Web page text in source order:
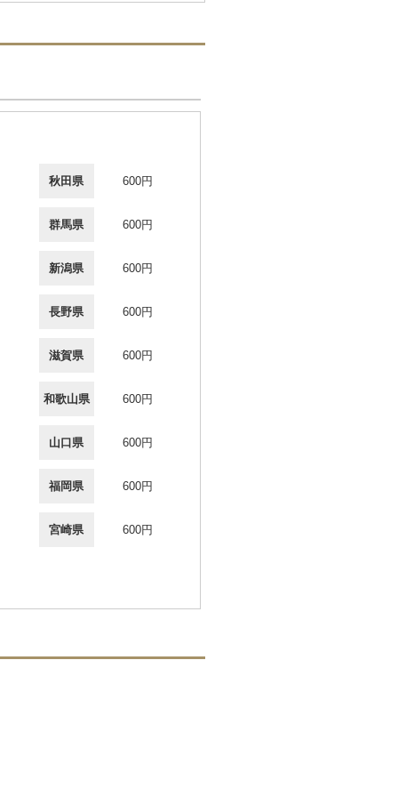
秋田県 600円
群馬県 600円
新潟県 600円
長野県 600円
滋賀県 600円
和歌山県 600円
山口県 600円
福岡県 600円
宮崎県 600円